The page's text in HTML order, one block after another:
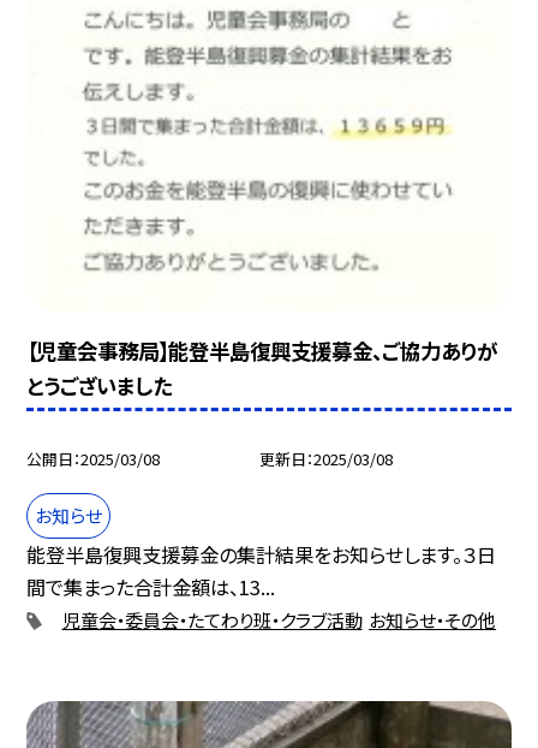
【児童会事務局】能登半島復興支援募金、ご協力ありが
とうございました
公開日 2025/03/08 更新日 2025/03/08
お知らせ
能登半島復興支援募金の集計結果をお知らせします。３日
間で集まった合計金額は、13...
児童会・委員会・たてわり班・クラブ活動 お知らせ・その他